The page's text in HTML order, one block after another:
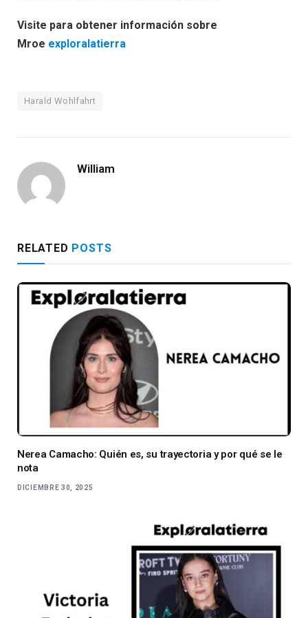
Visite para obtener información sobre
Mroe exploralatierra
Harald Wohlfahrt
William
RELATED POSTS
Nerea Camacho: Quién es, su trayectoria y por qué se le
nota
DICIEMBRE 30, 2025